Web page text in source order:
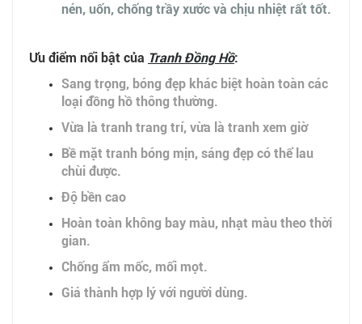
nén, uốn, chống trầy xước và chịu nhiệt rất tốt.
Ưu điểm nổi bật của Tranh Đồng Hồ:
Sang trọng, bóng đẹp khác biệt hoàn toàn các
loại đồng hồ thông thường.
Vừa là tranh trang trí, vừa là tranh xem giờ
Bề mặt tranh bóng mịn, sáng đẹp có thể lau
chùi được.
Độ bền cao
Hoàn toàn không bay màu, nhạt màu theo thời
gian.
Chống ẩm mốc, mối mọt.
Giá thành hợp lý với người dùng.